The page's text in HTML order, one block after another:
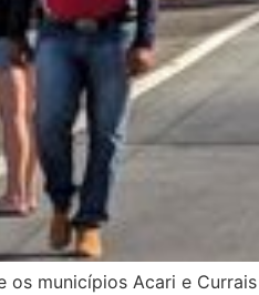
municípios Acari e